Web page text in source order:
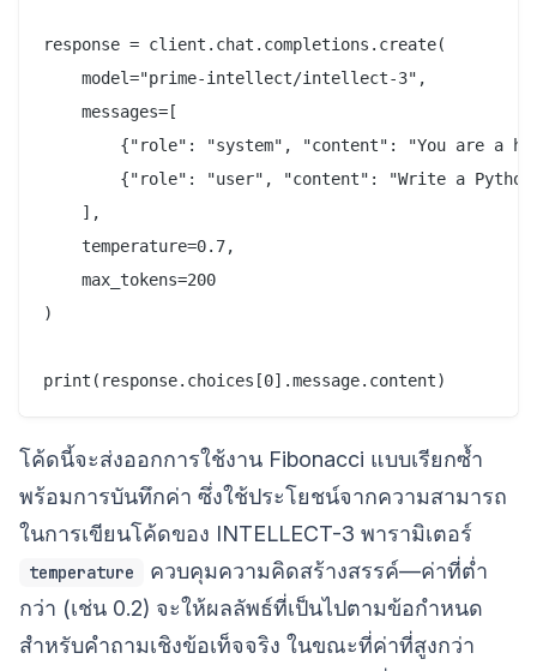
response = client.chat.completions.create(
    model="prime-intellect/intellect-3",
    messages=[
{"role": "system", "content": "You are a
{"role": "user", "content": "Write a
    ],
    temperature=0.7,
    max_tokens=200
)
โค้ดนี้จะส่งออกการใช้งาน Fibonacci แบบเรียกซ้ำ
พร้อมการบันทึกค่า ซึ่งใช้ประโยชน์จากความสามารถ
ในการเขียนโค้ดของ INTELLECT-3 พารามิเตอร์
temperature
ควบคุมความคิดสร้างสรรค์—ค่าที่ต่ำ
กว่า (เช่น 0.2) จะให้ผลลัพธ์ที่เป็นไปตามข้อกำหนด
สำหรับคำถามเชิงข้อเท็จจริง ในขณะที่ค่าที่สูงกว่า